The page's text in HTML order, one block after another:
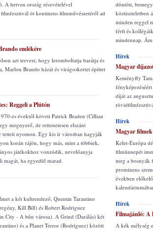
A hetven ország részvételével
öt kontinens filmművészetéről ad
emlékére
azt tervezi, hogy leromboltatja barátja és
Marlon Brando házát és virágoskertet építtet
Reggeli a Plútón
es évektől követi Patrick Braden (Cillian
megnyerő, de rettenetesen elszánt
tetteit nyomon. Egy kis ír városban hagyják
korán rájön, hogy más, mint a többiek,
játékokhoz vonzódik, nevelőanyja
magát, ha egyedül marad.
a két kultrendező, Quentin Tarantino
Kill Bill) és Robert Rodriguez
City - A bûn városa). A Grind (Darálás) két
és a Planet Terror (Rodriguez) között
döntött,
köztiszteletben
minden reggel
férfi és
mindennap.
Hírek
Magyar
Keményffy
díját az
Hírek
Magyar
Kelet-Európa
filmünnepét
meg a bosnyák
prominens
években
Hírek
Filmajánló: A
A kék mélység